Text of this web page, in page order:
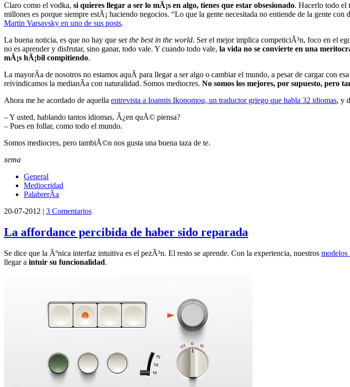
Claro como el vodka, si quieres llegar a ser lo mÃ¡s en algo, tienes que estar obsesionado. Hacerlo todo el
millones es porque siempre estÃ¡ haciendo negocios. “Lo que la gente necesitada no entiende de la gente
Martin Varsavsky en uno de sus posts.
La buena noticia, es que no hay que serthe best in the world. Ser el mejor implica competiciÃ³n, foco en el
no es aprender y disfrutar, sino ganar, todo vale. Y cuando todo vale, la vida no se convierte en una
mÃ¡s hÃ¡bil compitiendo.
La mayorÃ­a de nosotros no estamos aquÃ­ para llegar a ser algo o cambiar el mundo, a pesar de cargar con
reivindicamos la medianÃ­a con naturalidad. Somos mediocres. No somos los mejores, por supuesto, pero
Ahora me he acordado de aquella entrevista a Ioannis Ikonomou, un traductor griego que habla 32 idiomas, y
– Y usted, hablando tantos idiomas, Â¿en quÃ© piensa?
– Pues en follar, como todo el mundo.
Somos mediocres, pero tambiÃ©n nos gusta una buena taza de te.
xema
General
Mediocridad
PalabrerÃ­a
20-07-2012 | 3 Comentarios
La affordance percibida de haber sido reparada
Se dice que la Ãºnica interfaz intuitiva es el pezÃ³n. El resto se aprende. Con la experiencia, nuestros modelos
llegar a intuir su funcionalidad.